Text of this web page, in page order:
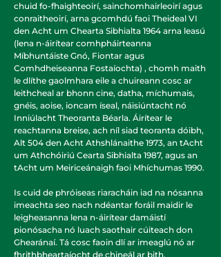
chuid fo-fhaighteoirí, sainchomhairleoirí agus
conraitheoirí, arna gcomhdú faoi Theideal VI
den Acht um Chearta Sibhialta 1964 arna leasú
(lena n-áirítear comhpháirteanna
Míbhuntáiste Gnó, Fiontar agus
Comhdheiseanna Fostaíochta) , chomh maith
le dlíthe gaolmhara eile a chuireann cosc ar
leithcheal ar bhonn cine, datha, míchumais,
gnéis, aoise, ioncam íseal, náisiúntacht nó
Inniúlacht Theoranta Béarla. Áirítear le
reachtanna breise, ach níl siad teoranta dóibh,
Alt 504 den Acht Athshlánaithe 1973, an tAcht
um Athchóiriú Cearta Sibhialta 1987, agus an
tAcht um Meiriceánaigh faoi Mhíchumas 1990.
Is cuid de phróiseas riaracháin iad na nósanna
imeachta seo nach ndéantar foráil maidir le
leigheasanna lena n-áirítear damáistí
pionósacha nó luach saothair cúiteach don
Ghearánaí. Tá cosc faoin dlí ar imeaglú nó ar
fhrithbheartaíocht de chineál ar bith.